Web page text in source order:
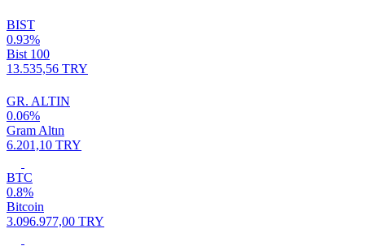
BIST
0.93%
Bist 100
13.535,56 TRY
GR. ALTIN
0.06%
Gram Altın
6.201,10 TRY
BTC
0.8%
Bitcoin
3.096.977,00 TRY